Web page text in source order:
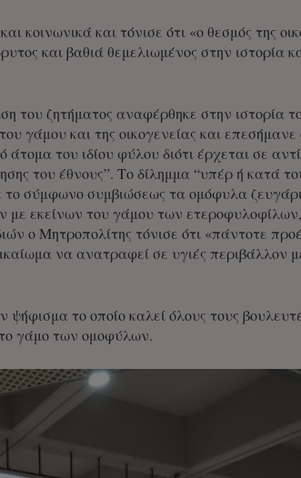
κοινωνικά και τόνισε ότι «ο θεσμός της
και βαθιά θεμελιωμένος στην ιστορία
του ζητήματος αναφέρθηκε στην ιστορία
γάμου και της οικογενείας και επεσήμανε
του ιδίου φύλου διότι έρχεται σε
του έθνους”. Το δίλημμα “υπέρ ή κατά
το σύμφωνο συμβιώσεως τα ομόφυλα
εκείνων του γάμου των ετεροφυλοφίλων,
ο Μητροπολίτης τόνισε ότι «πάντοτε
να ανατραφεί σε υγιές περιβάλλον
ψήφισμα το οποίο καλεί όλους τους
γάμο των ομοφύλων.